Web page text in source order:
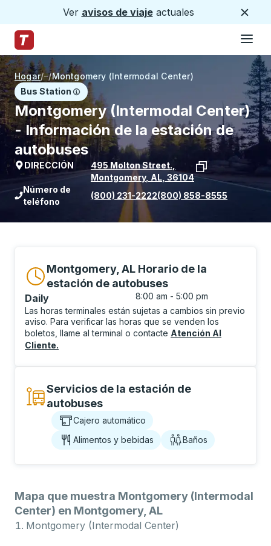
Ver avisos de viajeactuales
Página de inicio de Trailways
Hogar/ /Montgomery (Intermodal Center)
Bus Station
Montgomery (Intermodal Center)
- Información de la estación de
autobuses
DIRECCIÓN 495 Molton Street.
Montgomery, AL 36104
Ver la ubicación de la parada en
Número de
teléfono
(800) 231-2222(800) 858-8555
Montgomery, AL Horario de la
estación de autobuses
Daily
8:00 am - 5:00 pm
Las horas terminales están sujetas a cambios sin previo
aviso. Para verificar las horas que se venden los
boletos, llame al terminal o contacte Atención Al
Cliente.
Servicios de la estación de
autobuses
Cajero automático
Alimentos y bebidas
Baños
Mapa que muestra Montgomery (Intermodal
Center) en Montgomery, AL
Montgomery (Intermodal Center)